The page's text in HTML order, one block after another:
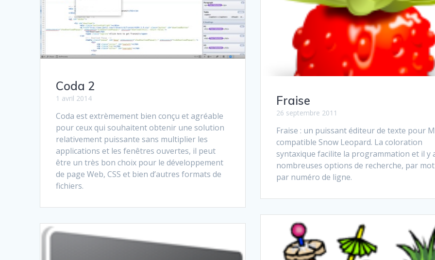
Coda 2
1 avril 2014
Coda est extrèmement bien conçu et agréable
pour ceux qui souhaitent obtenir une solution
relativement puissante sans multiplier les
applications et les fenêtres ouvertes, il peut
être un très bon choix pour le développement
de page Web, CSS et bien d’autres formats de
fichiers.
Fraise
26 septembre 2011
Fraise : un puissant éditeur de texte pour
compatible Snow Leopard. La coloration
syntaxique facilite la programmation et il y
nombreuses options de recherche, par
par numéro de ligne.